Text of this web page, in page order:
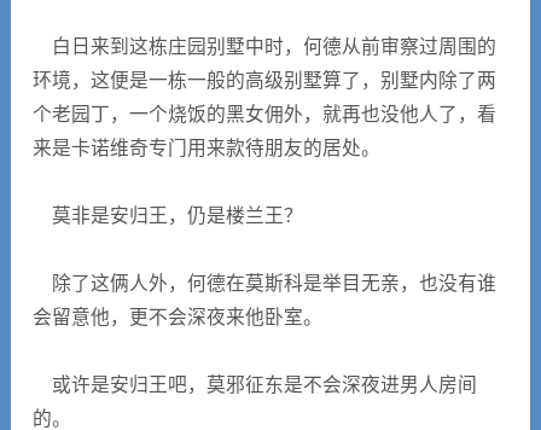
白日来到这栋庄园别墅中时，何德从前审察过周围的
环境，这便是一栋一般的高级别墅算了，别墅内除了两
个老园丁，一个烧饭的黑女佣外，就再也没他人了，看
来是卡诺维奇专门用来款待朋友的居处。
莫非是安归王，仍是楼兰王？
除了这俩人外，何德在莫斯科是举目无亲，也没有谁
会留意他，更不会深夜来他卧室。
或许是安归王吧，莫邪征东是不会深夜进男人房间
的。